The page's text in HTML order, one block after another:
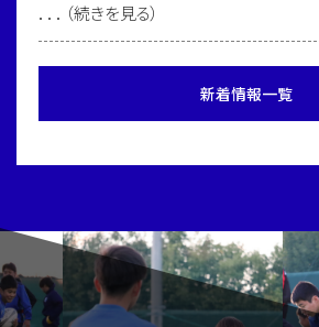
．．．（続きを見る）
新着情報一覧